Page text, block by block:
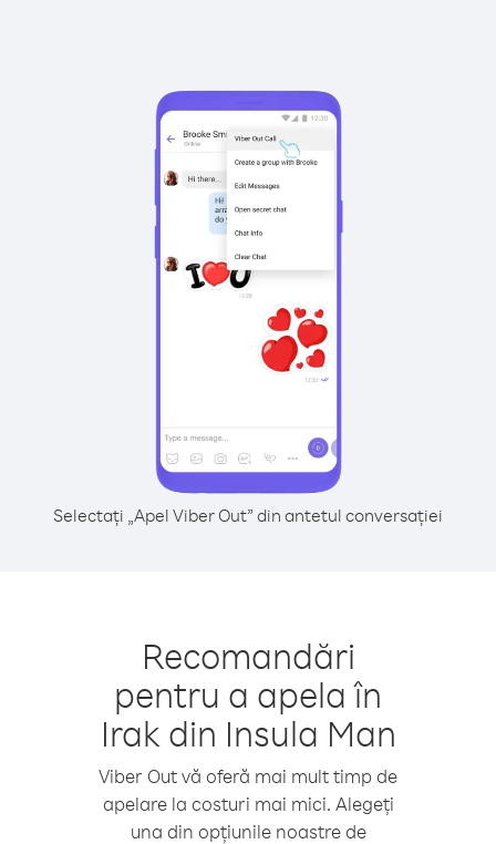
Selectați „Apel Viber Out” din antetul conversației
Recomandări
pentru a apela în
Irak din Insula Man
Viber Out vă oferă mai mult timp de
apelare la costuri mai mici. Alegeți
una din opțiunile noastre de